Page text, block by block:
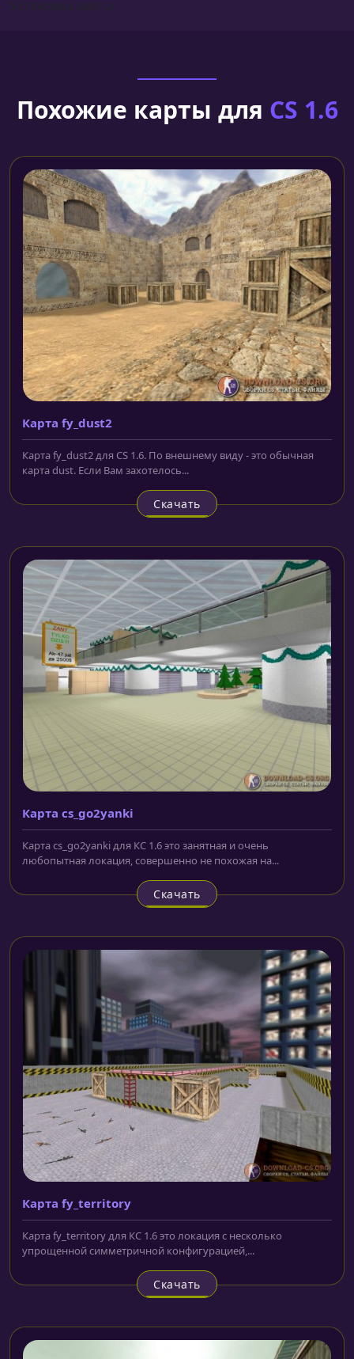
Похожие карты для CS 1.6
Карта fy_dust2
Карта fy_dust2 для CS 1.6. По внешнему виду - это обычная
карта dust. Если Вам захотелось...
Скачать
Карта cs_go2yanki
Карта cs_go2yanki для КС 1.6 это занятная и очень
любопытная локация, совершенно не похожая на...
Скачать
Карта fy_territory
Карта fy_territory для КС 1.6 это локация с несколько
упрощенной симметричной конфигурацией,...
Скачать